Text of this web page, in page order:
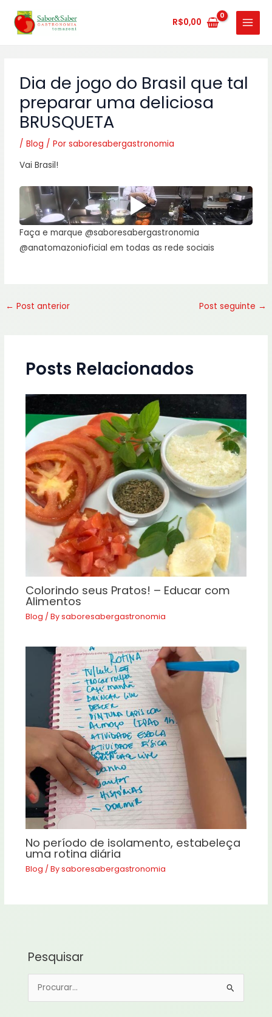
para
R$0,00
MAIN
MENU
Dia de jogo do Brasil que tal
preparar uma deliciosa
BRUSQUETA
/Blog / Porsaboresabergastronomia
Vai Brasil!
Faça e marque @saboresabergastronomia
@anatomazonioficial em todas as rede sociais
← Post anterior Post seguinte →
Posts Relacionados
Colorindo seus Pratos! – Educar com
Alimentos
Blog / Bysaboresabergastronomia
No período de isolamento, estabeleça
uma rotina diária
Blog / Bysaboresabergastronomia
Pesquisar